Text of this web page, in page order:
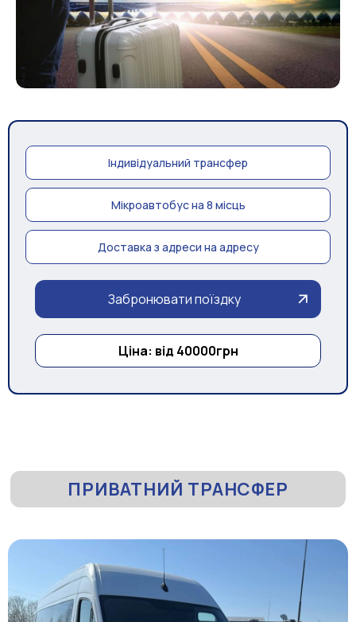
Індивідуальний трансфер
Мікроавтобус на 8 місць
Доставка з адреси на адресу
Забронювати поїздку
Ціна: від 40000грн
ПРИВАТНИЙ ТРАНСФЕР